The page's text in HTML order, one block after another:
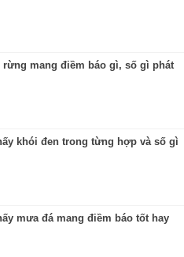
rừng mang điềm báo gì, số gì phát
khói đen trong từng hợp và số gì
mưa đá mang điềm báo tốt hay